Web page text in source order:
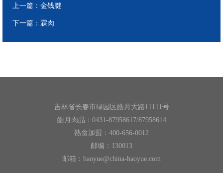
上一篇：金钱腱
下一篇： 霖肉
吉林省长春市绿园区皓月大路11111号
皓月肉品：0431-87958617/87958614
熟食加盟：400-656-0012
邮编：130013
邮箱：haoyue@china-haoyue.com